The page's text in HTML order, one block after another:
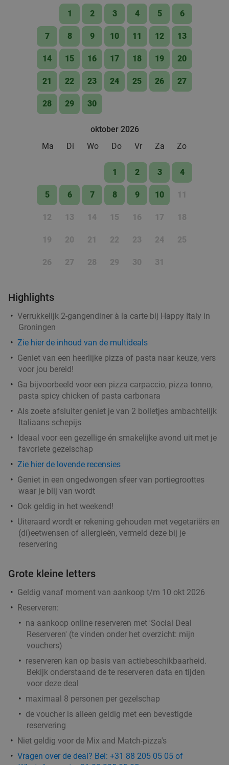
1 2 3 4 5 6
7 8 9 10 11 12 13
14 15 16 17 18 19 20
21 22 23 24 25 26 27
28 29 30
oktober 2026
Ma
Di Wo Do Vr Za Zo
1 2 3 4
5 6 7 8 9 10 11
12 13 14 15 16 17 18
19 20 21 22 23 24 25
26 27 28 29 30 31
Highlights
Verrukkelijk 2-gangendiner à la carte bij Happy Italy in
Groningen
Zie hier de inhoud van de multideals
Geniet van een heerlijke pizza of pasta naar keuze, vers
voor jou bereid!
Ga bijvoorbeeld voor een pizza carpaccio, pizza tonno,
pasta spicy chicken of pasta carbonara
Als zoete afsluiter geniet je van 2 bolletjes ambachtelijk
Italiaans schepijs
Ideaal voor een gezellige én smakelijke avond uit met je
favoriete gezelschap
Zie hier de lovende recensies
Geniet in een ongedwongen sfeer van portiegroottes
waar je blij van wordt
Ook geldig in het weekend!
Uiteraard wordt er rekening gehouden met vegetariërs en
(di)eetwensen of allergieën, vermeld deze bij je
reservering
Grote kleine letters
Geldig vanaf moment van aankoop t/m 10 okt 2026
Reserveren:
na aankoop online reserveren met 'Social Deal
Reserveren' (te vinden onder het overzicht: mijn
vouchers)
reserveren kan op basis van actiebeschikbaarheid.
Bekijk onderstaand de te reserveren data en tijden
voor deze deal
maximaal 8 personen per gezelschap
de voucher is alleen geldig met een bevestigde
reservering
Niet geldig voor de Mix and Match-pizza's
Vragen over de deal? Bel: +31 88 205 05 05 of